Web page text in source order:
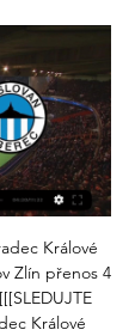
Králové
Zlín přenos 4
Králové